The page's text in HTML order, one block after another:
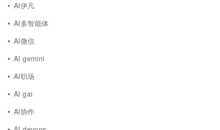
AI伊凡
AI多智能体
AI微信
AI gemini
AI职场
AI gai
AI协作